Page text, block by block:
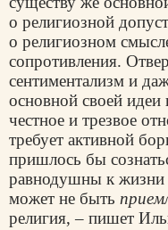
о религиозной
о религиозном
сопротивления.
сентиментализм и
основной своей идеи
честное и трезвое
требует активной
пришлось бы
равнодушны к жизни
может не быть
религия, – пишет